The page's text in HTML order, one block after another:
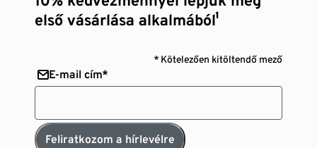
első vásárlása alkalmából¹
* Kötelezően kitöltendő mező
E-mail cím*
Feliratkozom a hírlevélre